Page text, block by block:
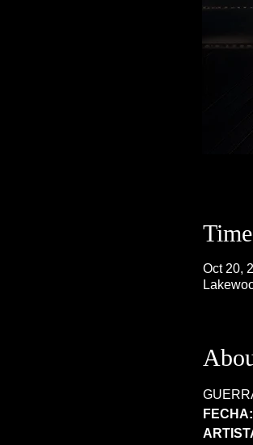
Oct 20,
FECHA: